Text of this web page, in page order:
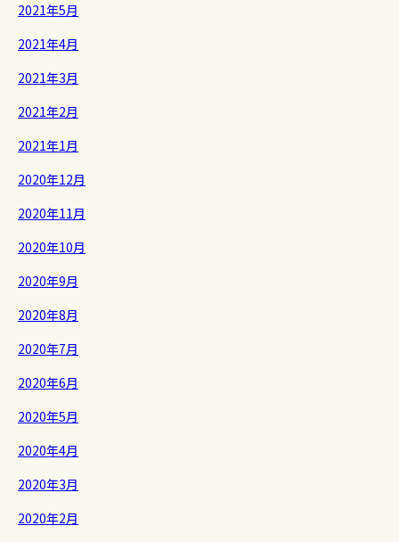
2021年5月
2021年4月
2021年3月
2021年2月
2021年1月
2020年12月
2020年11月
2020年10月
2020年9月
2020年8月
2020年7月
2020年6月
2020年5月
2020年4月
2020年3月
2020年2月